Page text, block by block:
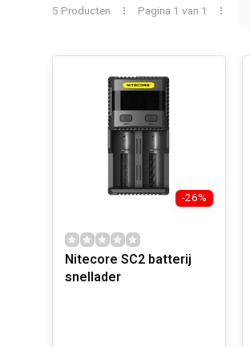
5 Producten Pagina 1 van 1
-26%
Nitecore SC2 batterij
snellader